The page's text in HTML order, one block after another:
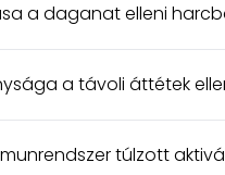
a daganat elleni
a távoli áttétek
túlzott